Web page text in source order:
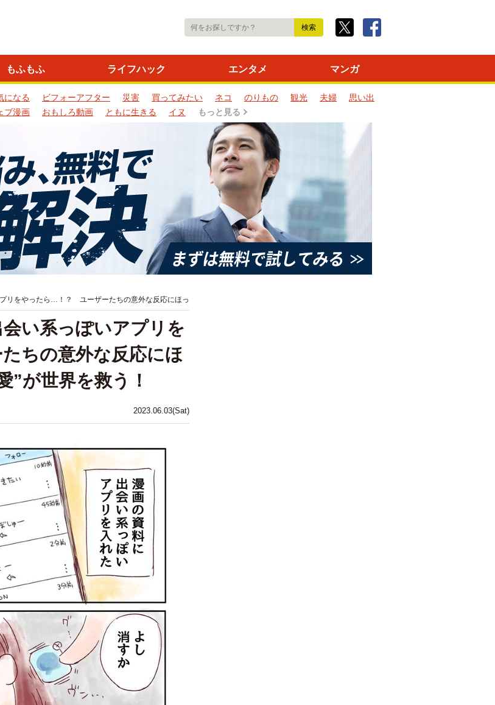
もふもふ ライフハック エンタメ マンガ
になる ビフォーアフター 災害 買ってみたい ネコ のりもの 観光 夫婦
思い出
ブ漫画 おもしろ動画 ともに生きる イヌ もっと見る
プリをやったら…！？ ユーザーたちの意外な反応にほっ
2023.06.03(Sat)
会い系っぽいアプリを
ちの意外な反応にほ
が世界を救う！